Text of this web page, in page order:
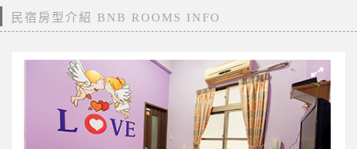
民宿房型介紹 BNB ROOMS INFO